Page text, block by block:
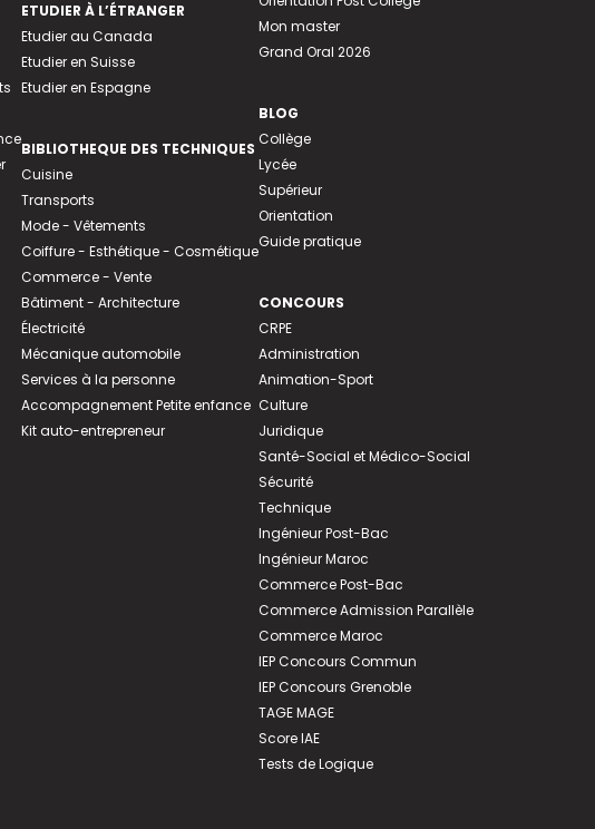
ETUDIER À L’ÉTRANGER
Etudier au Canada
Etudier en Suisse
Etudier en Espagne
BIBLIOTHEQUE DES TECHNIQUES
Cuisine
Transports
Mode - Vêtements
Coiffure - Esthétique - Cosmétique
Commerce - Vente
Bâtiment - Architecture
Électricité
Mécanique automobile
Services à la personne
Accompagnement Petite enfance
Kit auto-entrepreneur
Mon master
Grand Oral 2026
BLOG
Collège
Lycée
Supérieur
Orientation
Guide pratique
CONCOURS
CRPE
Administration
Animation-Sport
Culture
Juridique
Santé-Social et Médico-Social
Sécurité
Technique
Ingénieur Post-Bac
Ingénieur Maroc
Commerce Post-Bac
Commerce Admission Parallèle
Commerce Maroc
IEP Concours Commun
IEP Concours Grenoble
TAGE MAGE
Score IAE
Tests de Logique